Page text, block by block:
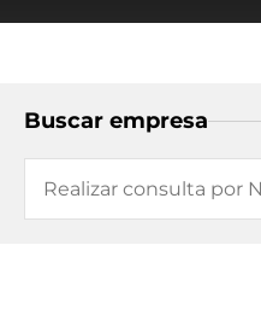
Buscar empresa